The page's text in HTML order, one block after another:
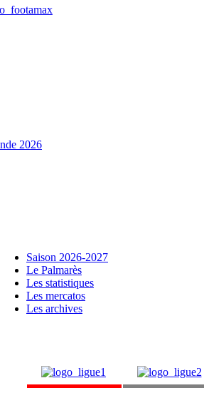
2026
Saison 2026-2027
Le Palmarès
Les statistiques
Les mercatos
Les archives